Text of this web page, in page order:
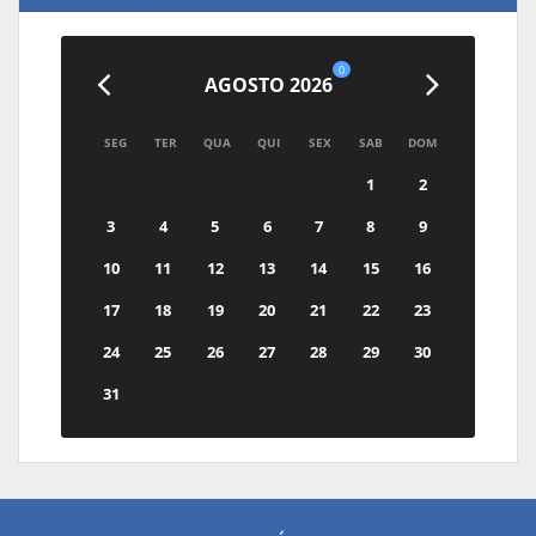
AGOSTO 2026
0
SEG TER QUA QUI SEX SAB DOM
1
2
3
4 5 6 7 8
9
10
11 12 13 14 15
16
17
18 19 20 21 22
23
24
25 26 27 28 29
30
31